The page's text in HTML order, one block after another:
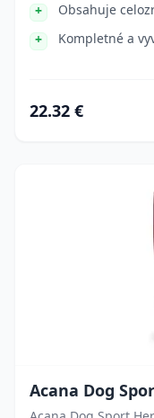
Obsahuje
Kompletné a
22.32 €
Acana Dog